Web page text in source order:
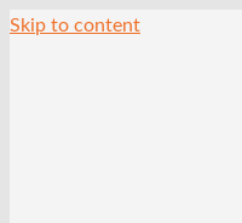
Skip to content